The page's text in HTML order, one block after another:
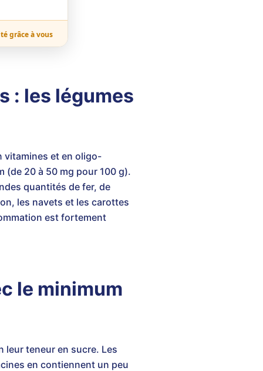
grâce à vous
: les légumes
vitamines et en oligo-
20 à 50 mg pour 100 g).
quantités de fer, de
les navets et les carottes
est fortement
le minimum
leur teneur en sucre. Les
en contiennent un peu